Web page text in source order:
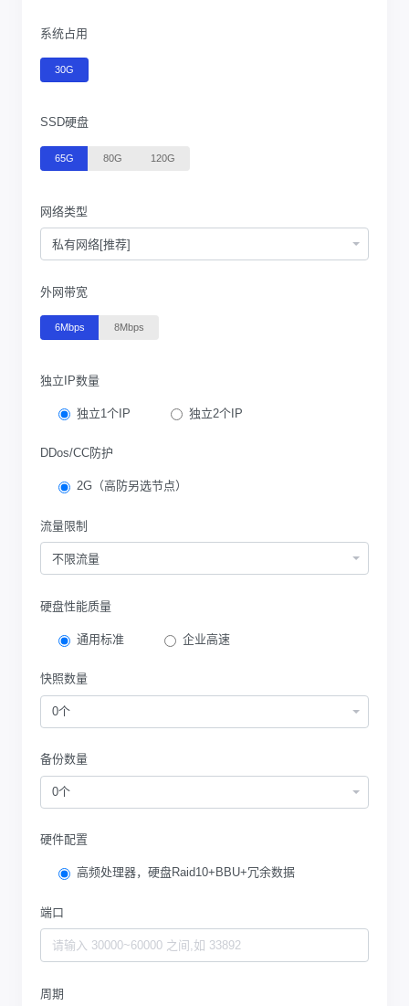
系统占用
30G
SSD硬盘
65G 80G 120G
网络类型
私有网络[推荐]
外网带宽
6Mbps 8Mbps
独立IP数量
独立1个IP 独立2个IP
DDos/CC防护
2G（高防另选节点）
流量限制
不限流量
硬盘性能质量
通用标准 企业高速
快照数量
0个
备份数量
0个
硬件配置
高频处理器，硬盘Raid10+BBU+冗余数据
端口
周期